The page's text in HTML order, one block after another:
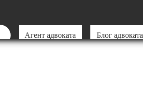
Агент адвоката Блог адвоката